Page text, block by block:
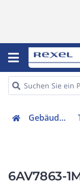
Gebäudetechnik
6AV7863-